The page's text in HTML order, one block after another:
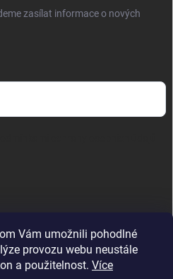
Vám umožnili pohodlné
provozu webu neustále
a použitelnost. Více
zasílat informace o nových